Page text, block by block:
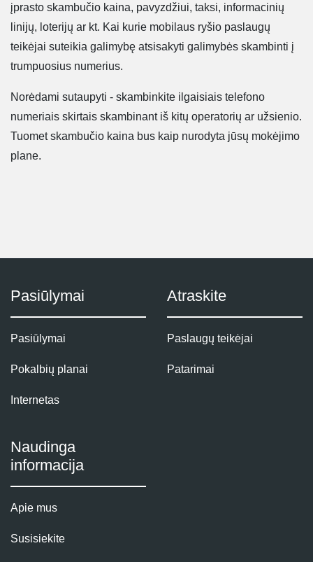
įprasto skambučio kaina, pavyzdžiui, taksi, informacinių
linijų, loterijų ar kt. Kai kurie mobilaus ryšio paslaugų
teikėjai suteikia galimybę atsisakyti galimybės skambinti į
trumpuosius numerius.
Norėdami sutaupyti - skambinkite ilgaisiais telefono
numeriais skirtais skambinant iš kitų operatorių ar užsienio.
Tuomet skambučio kaina bus kaip nurodyta jūsų mokėjimo
plane.
Pasiūlymai
Pasiūlymai
Pokalbių planai
Internetas
Atraskite
Paslaugų teikėjai
Patarimai
Naudinga
informacija
Apie mus
Susisiekite